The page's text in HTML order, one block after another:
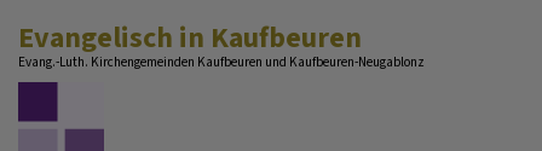
zum
Inhalt
Evangelisch in Kaufbeuren
Evang.-Luth. Kirchengemeinden Kaufbeuren und Kaufbeuren-Neugablonz